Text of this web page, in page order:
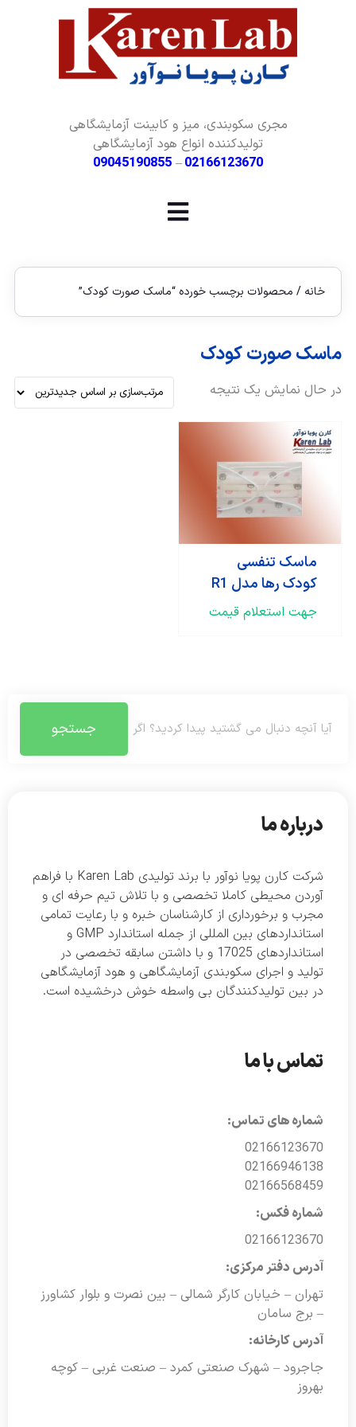
مجری سکوبندی، میز و کابینت آزمایشگاهی
تولیدکننده انواع هود آزمایشگاهی
02166123670
–
09045190855
خانه / محصولات برچسب خورده “ماسک صورت کودک”
ماسک صورت کودک
در حال نمایش یک نتیجه
ماسک تنفسی
کودک رها مدل R1
جهت استعلام قیمت
جستجو
تماس با ما
شماره های تماس:
02166123670
02166946138
02166568459
شماره فکس:
02166123670
آدرس دفتر مرکزی:
تهران – خیابان کارگر شمالی – بین نصرت و بلوار کشاورز
– برج سامان
آدرس کارخانه:
جاجرود – شهرک صنعتی کمرد – صنعت غربی – کوچه
بهروز
درباره ما
شرکت کارن پویا نوآور با برند تولیدی Karen Lab با فراهم
آوردن محیطی کاملا تخصصی و با تلاش تیم حرفه ای و
مجرب و برخورداری از کارشناسان خبره و با رعایت تمامی
استانداردهای بین المللی از جمله استاندارد GMP و
استانداردهای 17025 و با داشتن سابقه تخصصی در
تولید و اجرای سکوبندی آزمایشگاهی و هود آزمایشگاهی
در بین تولیدکنندگان بی واسطه خوش درخشیده است.